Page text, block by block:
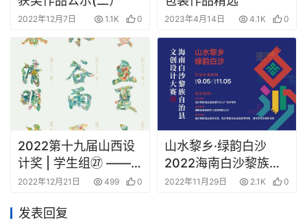
2022年12月7日 1.1K 0 2023年4月14日 4.1K 0
2022第十九届山西设
计奖 | 学生组㉗ ——
F.字体与插画类获奖作
2022年12月21日 499 0
山水黎乡·绿韵白沙
2022海南白沙黎族自
治县文创设计大赛获奖
2022年11月29日 2.1K 0
发表回复